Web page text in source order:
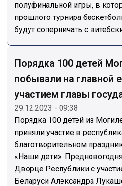
полуфинальной игры, в
прошлого турнира
будут соперничать с
Порядка 100 детей
побывали на главной
участием главы
29.12.2023 - 09:38
Порядка 100 детей из
приняли участие в
благотворительном
«Наши дети».
Дворце Республики с
Беларуси Александра